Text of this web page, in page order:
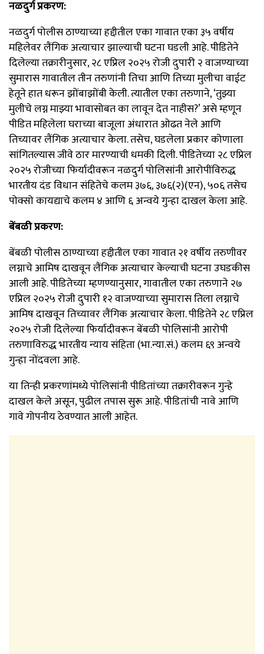
नळदुर्ग प्रकरण:
नळदुर्ग पोलीस ठाण्याच्या हद्दीतील एका गावात एका ३५ वर्षीय
महिलेवर लैंगिक अत्याचार झाल्याची घटना घडली आहे. पीडितेने
दिलेल्या तक्रारीनुसार, २८ एप्रिल २०२५ रोजी दुपारी २ वाजण्याच्या
सुमारास गावातील तीन तरुणांनी तिचा आणि तिच्या मुलीचा वाईट
हेतूने हात धरून झोंबाझोंबी केली. त्यातील एका तरुणाने, ‘तुझ्या
मुलीचे लग्न माझ्या भावासोबत का लावून देत नाहीस?’ असे म्हणून
पीडित महिलेला घराच्या बाजूला अंधारात ओढत नेले आणि
तिच्यावर लैंगिक अत्याचार केला. तसेच, घडलेला प्रकार कोणाला
सांगितल्यास जीवे ठार मारण्याची धमकी दिली. पीडितेच्या २८ एप्रिल
२०२५ रोजीच्या फिर्यादीवरून नळदुर्ग पोलिसांनी आरोपींविरुद्ध
भारतीय दंड विधान संहितेचे कलम ३७६, ३७६(२)(एन), ५०६ तसेच
पोक्सो कायद्याचे कलम ४ आणि ६ अन्वये गुन्हा दाखल केला आहे.
बेंबळी प्रकरण:
बेंबळी पोलीस ठाण्याच्या हद्दीतील एका गावात २१ वर्षीय तरुणीवर
लग्नाचे आमिष दाखवून लैंगिक अत्याचार केल्याची घटना उघडकीस
आली आहे. पीडितेच्या म्हणण्यानुसार, गावातील एका तरुणाने २७
एप्रिल २०२५ रोजी दुपारी १२ वाजण्याच्या सुमारास तिला लग्नाचे
आमिष दाखवून तिच्यावर लैंगिक अत्याचार केला. पीडितेने २८ एप्रिल
२०२५ रोजी दिलेल्या फिर्यादीवरून बेंबळी पोलिसांनी आरोपी
तरुणाविरुद्ध भारतीय न्याय संहिता (भा.न्या.सं.) कलम ६९ अन्वये
गुन्हा नोंदवला आहे.
या तिन्ही प्रकरणांमध्ये पोलिसांनी पीडितांच्या तक्रारीवरून गुन्हे
दाखल केले असून, पुढील तपास सुरू आहे. पीडितांची नावे आणि
गावे गोपनीय ठेवण्यात आली आहेत.